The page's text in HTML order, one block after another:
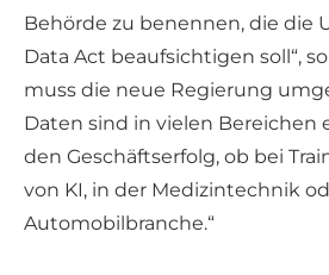
Behörde zu benennen, die die
Data Act beaufsichtigen soll“,
muss die neue Regierung
Daten sind in vielen Bereichen
den Geschäftserfolg, ob bei
von KI, in der Medizintechnik
Automobilbranche.“